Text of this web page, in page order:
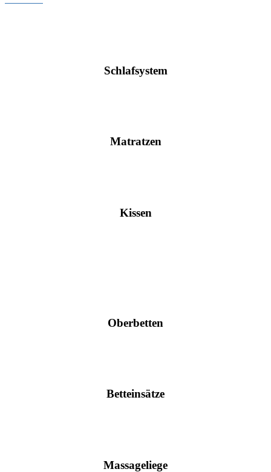
Schlafsystem
Matratzen
Kissen
Oberbetten
Betteinsätze
Massageliege